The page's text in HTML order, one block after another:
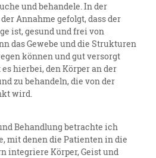
und behandele. In der
Annahme gefolgt, dass der
ist, gesund und frei von
das Gewebe und die Strukturen
können und gut versorgt
hierbei, den Körper an der
zu behandeln, die von der
wird.
Behandlung betrachte ich
mit denen die Patienten in die
integriere Körper, Geist und